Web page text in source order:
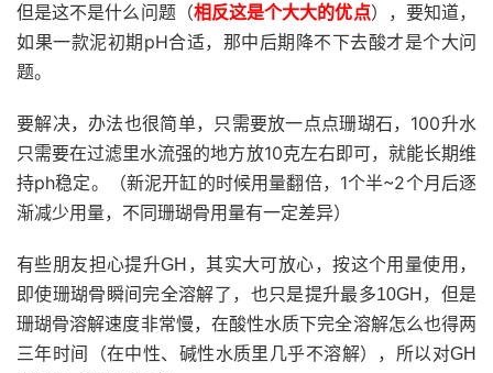
但是这不是什么问题（相反这是个大大的优点），要知道，
如果一款泥初期pH合适，那中后期降不下去酸才是个大问
题。
要解决，办法也很简单，只需要放一点点珊瑚石，100升水
只需要在过滤里水流强的地方放10克左右即可，就能长期维
持ph稳定。（新泥开缸的时候用量翻倍，1个半~2个月后逐
渐减少用量，不同珊瑚骨用量有一定差异）
有些朋友担心提升GH，其实大可放心，按这个用量使用，
即使珊瑚骨瞬间完全溶解了，也只是提升最多10GH，但是
珊瑚骨溶解速度非常慢，在酸性水质下完全溶解怎么也得两
三年时间（在中性、碱性水质里几乎不溶解），所以对GH